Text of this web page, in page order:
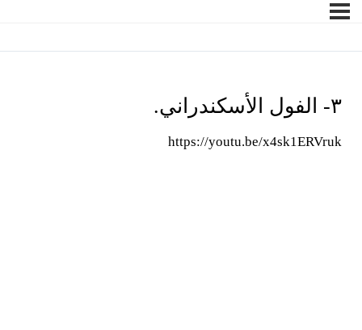
٣- الفول الأسكندراني.
https://youtu.be/x4sk1ERVruk